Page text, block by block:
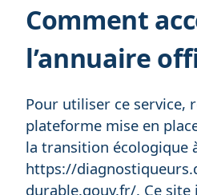
Comment
l’annuaire
Pour utiliser ce service,
plateforme mise en
la transition écologique
https://
durable.gouv.fr/. Ce